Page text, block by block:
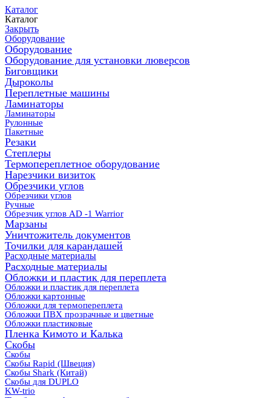
Каталог
Каталог
Закрыть
Оборудование
Оборудование
Оборудование для установки люверсов
Биговщики
Дыроколы
Переплетные машины
Ламинаторы
Ламинаторы
Рулонные
Пакетные
Резаки
Степлеры
Термопереплетное оборудование
Нарезчики визиток
Обрезчики углов
Обрезчики углов
Ручные
Обрезчик углов AD -1 Warrior
Марзаны
Уничтожитель документов
Точилки для карандашей
Расходные материалы
Расходные материалы
Обложки и пластик для переплета
Обложки и пластик для переплета
Обложки картонные
Обложки для термопереплета
Обложки ПВХ прозрачные и цветные
Обложки пластиковые
Пленка Кимото и Калька
Скобы
Скобы
Скобы Rapid (Швеция)
Скобы Shark (Китай)
Скобы для DUPLO
KW-trio